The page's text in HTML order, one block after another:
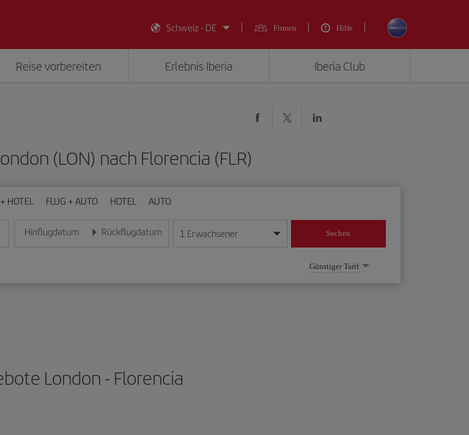
Schweiz - DE
Firmen Hilfe
Reise vorbereiten Erlebnis Iberia Iberia Club
(LON) nach Florencia (FLR)
HOTEL FLUG + AUTO HOTEL AUTO
Hinflugdatum
Geben Sie das Datum im Format Tag/Monat/Jahr ein
Rückflugdatum
Geben Sie das Datum im Format Tag/Monat/Jahr ein
1 Erwachsener Suchen
Günstiger Tarif
London - Florencia